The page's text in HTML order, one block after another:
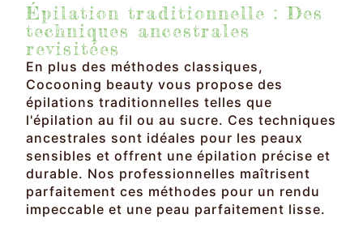
Épilation traditionnelle : Des
techniques ancestrales
revisitées
En plus des méthodes classiques,
Cocooning beauty vous propose des
épilations traditionnelles telles que
l'épilation au fil ou au sucre. Ces techniques
ancestrales sont idéales pour les peaux
sensibles et offrent une épilation précise et
durable. Nos professionnelles maîtrisent
parfaitement ces méthodes pour un rendu
impeccable et une peau parfaitement lisse.